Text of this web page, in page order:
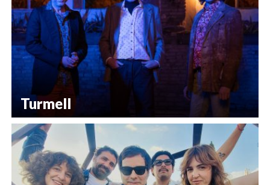
Turmell